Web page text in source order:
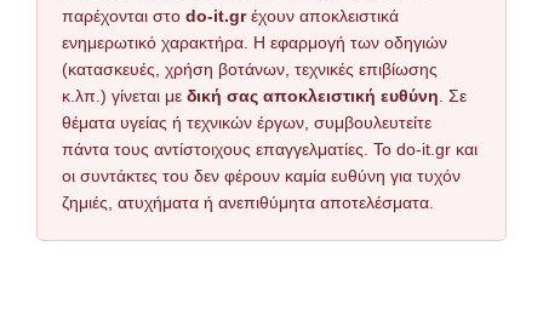
παρέχονται στο do-it.grέχουν αποκλειστικά
ενημερωτικό χαρακτήρα. Η εφαρμογή των οδηγιών
(κατασκευές, χρήση βοτάνων, τεχνικές επιβίωσης
κ.λπ.) γίνεται με δική σας αποκλειστική ευθύνη . Σε
θέματα υγείας ή τεχνικών έργων, συμβουλευτείτε
πάντα τους αντίστοιχους επαγγελματίες. Το do-it.gr και
οι συντάκτες του δεν φέρουν καμία ευθύνη για τυχόν
ζημιές, ατυχήματα ή ανεπιθύμητα αποτελέσματα.